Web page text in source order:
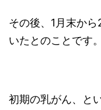
その後、1月末か
いたとのことです。
初期の乳がん、と